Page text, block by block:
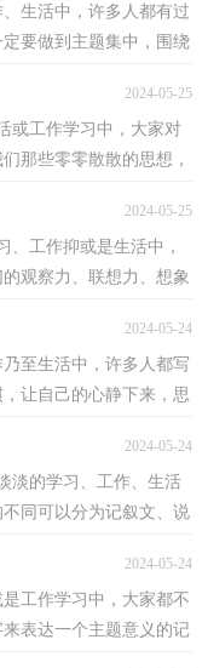
生活中，许多人都有过
要做到主题集中，围绕
2024-05-25
或工作学习中，大家对
那些零零散散的思想，
2024-05-25
、工作抑或是生活中，
观察力、联想力、想象
2024-05-24
至生活中，许多人都写
让自己的心静下来，思
2024-05-24
淡的学习、工作、生活
同可以分为记叙文、说
2024-05-24
工作学习中，大家都不
表达一个主题意义的记